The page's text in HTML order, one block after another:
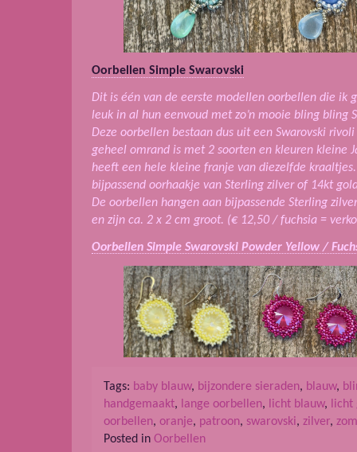
Oorbellen Simple Swarovski
Dit is één van de eerste modellen oorbellen die ik
leuk in al hun eenvoud met zo’n mooie bling bling
Deze oorbellen bestaan dus uit een Swarovski
geheel omrand is met 2 soorten en kleuren kleine
heeft een hele kleine franje van diezelfde
bijpassend oorhaakje van Sterling zilver of 14kt
De oorbellen hangen aan bijpassende Sterling
en zijn ca. 2 x 2 cm groot. (€ 12,50 / fuchsia =
Oorbellen Simple Swarovski Powder Yellow /
Tags: baby blauw, bijzondere sieraden, blauw,
handgemaakt, lange oorbellen, licht blauw,
licht
oorbellen, oranje, patroon, swarovski, zilver,
Posted in Oorbellen